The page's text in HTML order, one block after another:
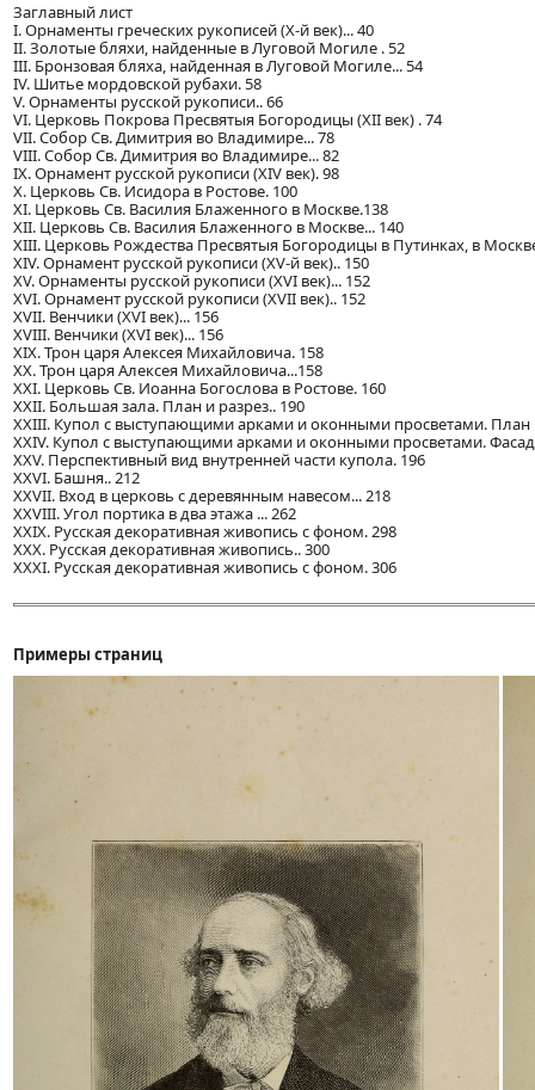
Заглавный лист
I. Орнаменты греческих рукописей (Х-й век)... 40
II. Золотые бляхи, найденные в Луговой Могиле . 52
III. Бронзовая бляха, найденная в Луговой Могиле... 54
IV. Шитье мордовской рубахи. 58
V. Орнаменты русской рукописи.. 66
VI. Церковь Покрова Пресвятыя Богородицы (XII век) . 74
VII. Собор Св. Димитрия во Владимире... 78
VIII. Собор Св. Димитрия во Владимире... 82
IX. Орнамент русской рукописи (XIV век). 98
X. Церковь Св. Исидора в Ростове. 100
XI. Церковь Св. Василия Блаженного в Москве.138
XII. Церковь Св. Василия Блаженного в Москве... 140
XIII. Церковь Рождества Пресвятыя Богородицы в Путинках, в
XIV. Орнамент русской рукописи (XV-й век).. 150
XV. Орнаменты русской рукописи (XVI век)... 152
XVI. Орнамент русской рукописи (XVII век).. 152
XVII. Венчики (XVI век)... 156
XVIII. Венчики (XVI век)... 156
XIX. Трон царя Алексея Михайловича. 158
XX. Трон царя Алексея Михайловича...158
XXI. Церковь Св. Иоанна Богослова в Ростове. 160
XXII. Большая зала. План и разрез.. 190
XXIII. Купол с выступающими арками и оконными просветами. План
XXIV. Купол с выступающими арками и оконными просветами.
XXV. Перспективный вид внутренней части купола. 196
XXVI. Башня.. 212
XXVII. Вход в церковь с деревянным навесом... 218
XXVIII. Угол портика в два этажа ... 262
XXIX. Русская декоративная живопись с фоном. 298
XXX. Русская декоративная живопись.. 300
XXXI. Русская декоративная живопись с фоном. 306
Примеры страниц